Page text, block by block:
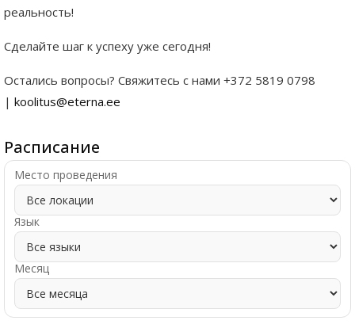
реальность!
Сделайте шаг к успеху уже сегодня!
Остались вопросы? Свяжитесь с нами +372 5819 0798
| koolitus@eterna.ee
Расписание
Место проведения
Язык
Месяц